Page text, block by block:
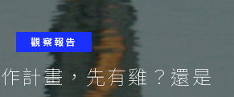
觀察報告
計畫，先有雞？還是